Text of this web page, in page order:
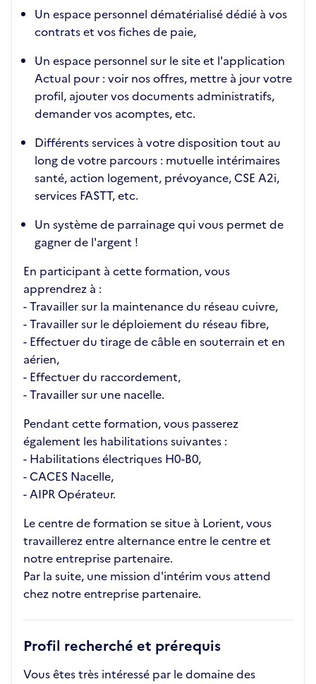
Un espace personnel dématérialisé dédié à vos
contrats et vos fiches de paie,
Un espace personnel sur le site et l'application
Actual pour : voir nos offres, mettre à jour votre
profil, ajouter vos documents administratifs,
demander vos acomptes, etc.
Différents services à votre disposition tout au
long de votre parcours : mutuelle intérimaires
santé, action logement, prévoyance, CSE A2i,
services FASTT, etc.
Un système de parrainage qui vous permet de
gagner de l'argent !
En participant à cette formation, vous
apprendrez à :
- Travailler sur la maintenance du réseau cuivre,
- Travailler sur le déploiement du réseau fibre,
- Effectuer du tirage de câble en souterrain et en
aérien,
- Effectuer du raccordement,
- Travailler sur une nacelle.
Pendant cette formation, vous passerez
également les habilitations suivantes :
- Habilitations électriques H0-B0,
- CACES Nacelle,
- AIPR Opérateur.
Le centre de formation se situe à Lorient, vous
travaillerez entre alternance entre le centre et
notre entreprise partenaire.
Par la suite, une mission d'intérim vous attend
chez notre entreprise partenaire.
Profil recherché et prérequis
Vous êtes très intéressé par le domaine des